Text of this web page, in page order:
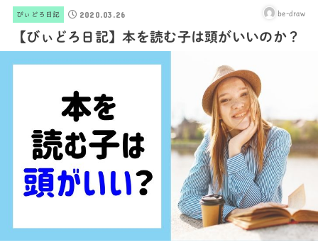
びぃどろ日記 2020.03.26 be-draw
【びぃどろ日記】本を読む子は頭がいいのか？